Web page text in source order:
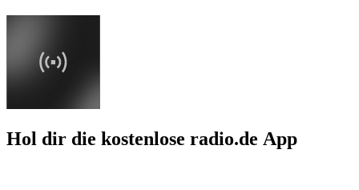
Hol dir die kostenlose radio.de App